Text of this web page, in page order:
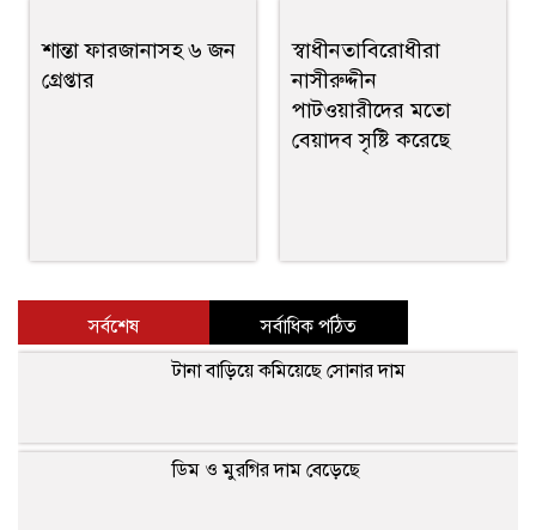
শান্তা ফারজানাসহ ৬ জন
গ্রেপ্তার
স্বাধীনতাবিরোধীরা
নাসীরুদ্দীন
পাটওয়ারীদের মতো
বেয়াদব সৃষ্টি করেছে
সর্বশেষ
সর্বাধিক পঠিত
টানা বাড়িয়ে কমিয়েছে সোনার দাম
ডিম ও মুরগির দাম বেড়েছে